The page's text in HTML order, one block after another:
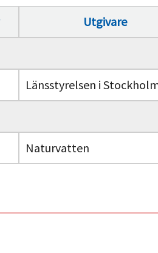
Utgivare
Länsstyrelsen i
Naturvatten